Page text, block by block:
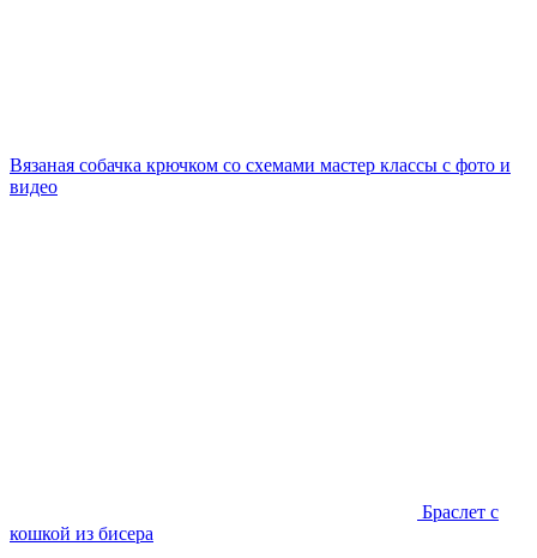
Вязаная собачка крючком со схемами мастер классы с фото и
видео
Браслет с
кошкой из бисера